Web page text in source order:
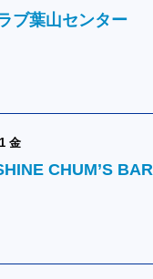
ブ葉山センター
金
CHUM’S BAR